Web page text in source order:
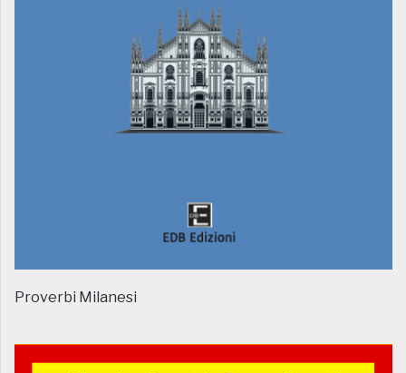
Proverbi Milanesi